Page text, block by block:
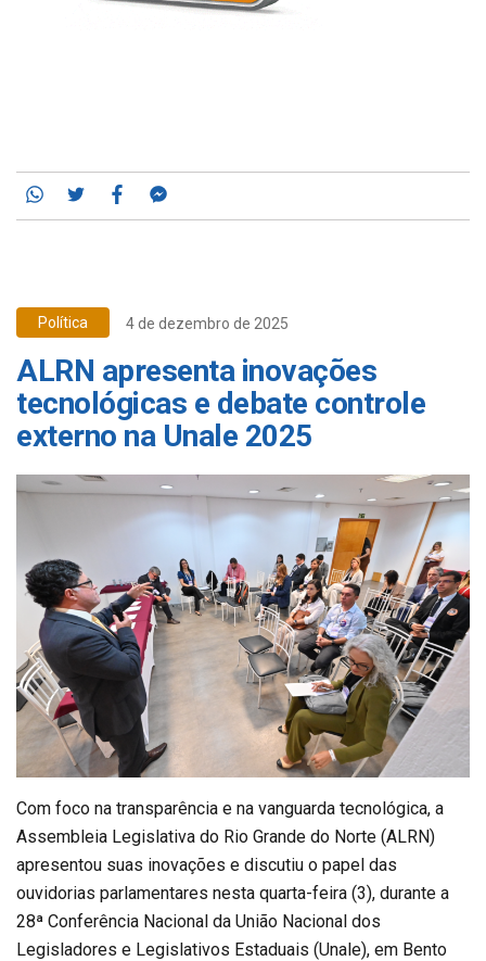
Whatsapp
TwitterFacebook
Política 4 de dezembro de 2025
ALRN apresenta inovações
tecnológicas e debate controle
externo na Unale 2025
Com foco na transparência e na vanguarda tecnológica, a
Assembleia Legislativa do Rio Grande do Norte (ALRN)
apresentou suas inovações e discutiu o papel das
ouvidorias parlamentares nesta quarta-feira (3), durante a
28ª Conferência Nacional da União Nacional dos
Legisladores e Legislativos Estaduais (Unale), em Bento